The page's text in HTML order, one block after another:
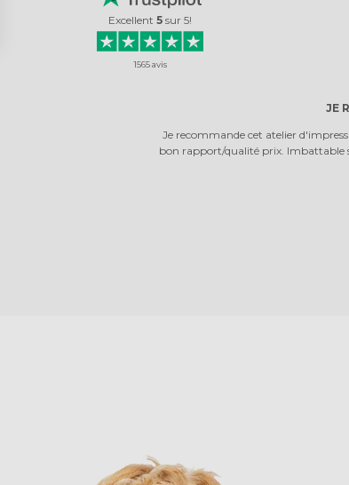
Excellent 5 sur 5!
1565avis
d'impression qui propose un service client de qualité professionnel
selon moi! En tant que prestataire, ayant testé plusieurs